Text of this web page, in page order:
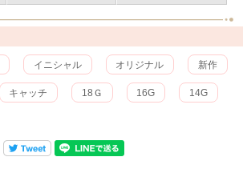
イニシャル オリジナル 新作
キャッチ 18Ｇ 16G 14G